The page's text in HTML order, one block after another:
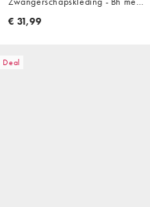
borstvoedingsfunctie in wit
€ 31,99
Deal